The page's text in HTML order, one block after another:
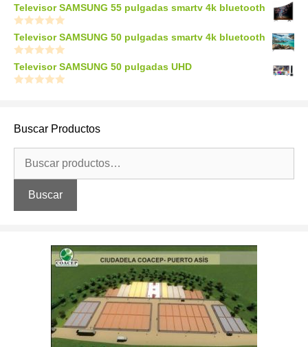
Televisor SAMSUNG 55 pulgadas smartv 4k bluetooth
0
o
u
t
o
f
Televisor SAMSUNG 50 pulgadas smartv 4k bluetooth
0
o
u
Televisor SAMSUNG 50 pulgadas UHD
t
o
5
Buscar Productos
por:
Buscar